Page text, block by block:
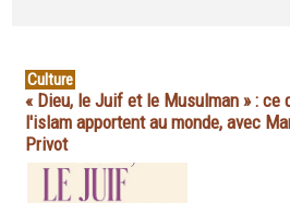
Culture
« Dieu, le Juif et le Musulman » : ce
l'islam apportent au monde, avec
Privot